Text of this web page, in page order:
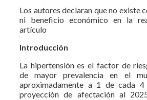
Los autores declaran que no existe
ni beneficio económico en la
artículo
Introducción
La hipertensión es el factor de
de mayor prevalencia en el
aproximadamente a 1 de cada 4
proyección de afectación al